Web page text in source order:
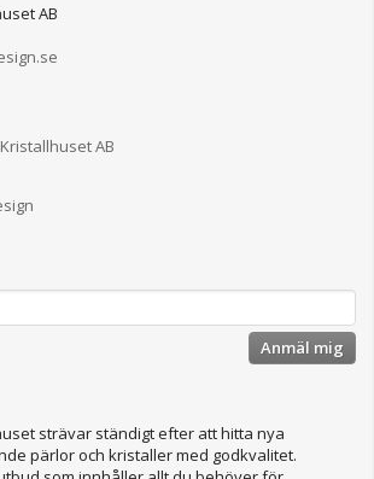
AB
AB
Anmäl mig
strävar ständigt efter att hitta nya
pärlor och kristaller med godkvalitet.